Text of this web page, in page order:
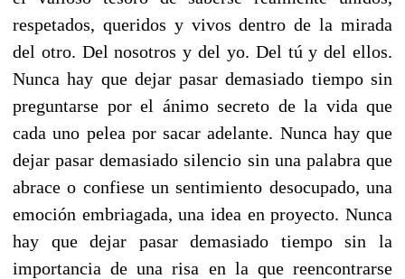
respetados, queridos y vivos dentro de la mirada
del otro. Del nosotros y del yo. Del tú y del ellos.
Nunca hay que dejar pasar demasiado tiempo sin
preguntarse por el ánimo secreto de la vida que
cada uno pelea por sacar adelante. Nunca hay que
dejar pasar demasiado silencio sin una palabra que
abrace o confiese un sentimiento desocupado, una
emoción embriagada, una idea en proyecto. Nunca
hay que dejar pasar demasiado tiempo sin la
importancia de una risa en la que reencontrarse